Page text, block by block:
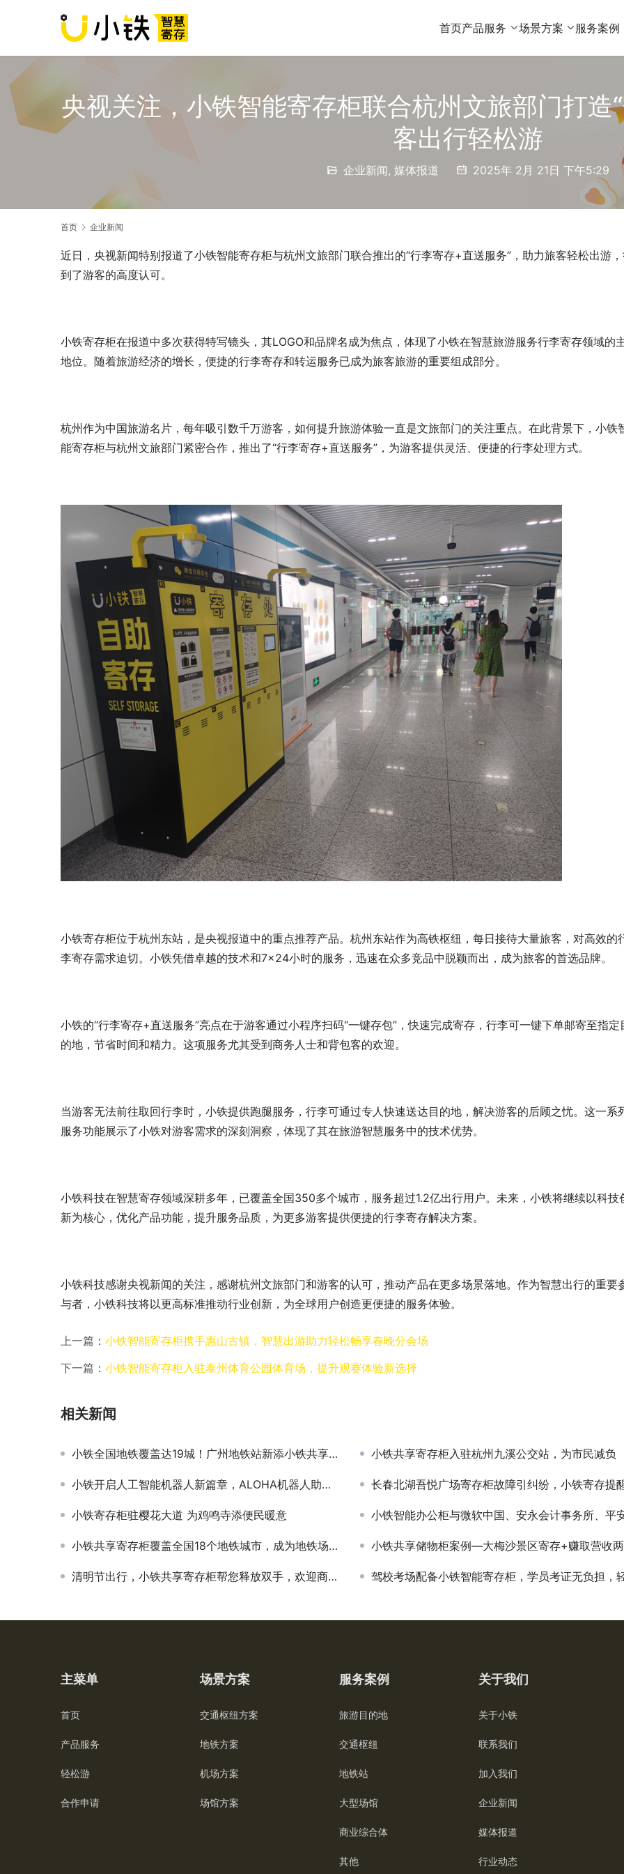
首页产品服务 场景方案 服务案例
央视关注，小铁智能寄存柜联合杭州文旅部门打造
客出行轻松游
企业新闻, 媒体报道 2025年 2月 21日 下午5:29
首页 企业新闻
近日，央视新闻特别报道了小铁智能寄存柜与杭州文旅部门联合推出的“行李寄存+直送服务”，助力旅客轻松出游
到了游客的高度认可。
小铁寄存柜在报道中多次获得特写镜头，其LOGO和品牌名成为焦点，体现了小铁在智慧旅游服务行李寄存领域的
地位。随着旅游经济的增长，便捷的行李寄存和转运服务已成为旅客旅游的重要组成部分。
杭州作为中国旅游名片，每年吸引数千万游客，如何提升旅游体验一直是文旅部门的关注重点。在此背景下，小铁
能寄存柜与杭州文旅部门紧密合作，推出了“行李寄存+直送服务”，为游客提供灵活、便捷的行李处理方式。
小铁寄存柜位于杭州东站，是央视报道中的重点推荐产品。杭州东站作为高铁枢纽，每日接待大量旅客，对高效的
李寄存需求迫切。小铁凭借卓越的技术和7×24小时的服务，迅速在众多竞品中脱颖而出，成为旅客的首选品牌。
小铁的“行李寄存+直送服务”亮点在于游客通过小程序扫码“一键存包”，快速完成寄存，行李可一键下单邮寄至指定
的地，节省时间和精力。这项服务尤其受到商务人士和背包客的欢迎。
当游客无法前往取回行李时，小铁提供跑腿服务，行李可通过专人快速送达目的地，解决游客的后顾之忧。这一系
服务功能展示了小铁对游客需求的深刻洞察，体现了其在旅游智慧服务中的技术优势。
小铁科技在智慧寄存领域深耕多年，已覆盖全国350多个城市，服务超过1.2亿出行用户。未来，小铁将继续以科技
新为核心，优化产品功能，提升服务品质，为更多游客提供便捷的行李寄存解决方案。
小铁科技感谢央视新闻的关注，感谢杭州文旅部门和游客的认可，推动产品在更多场景落地。作为智慧出行的重要
与者，小铁科技将以更高标准推动行业创新，为全球用户创造更便捷的服务体验。
上一篇： 小铁智能寄存柜携手惠山古镇，智慧出游助力轻松畅享春晚分会场
下一篇： 小铁智能寄存柜入驻泰州体育公园体育场，提升观赛体验新选择
相关新闻
小铁全国地铁覆盖达19城！广州地铁站新添小铁共享寄存柜 小铁共享寄存柜入驻杭州九溪公交站，为市民减负
小铁开启人工智能机器人新篇章，ALOHA机器人助力智慧教育 长春北湖吾悦广场寄存柜故障引纠纷，小铁寄存提醒选择可靠寄存服
小铁寄存柜驻樱花大道 为鸡鸣寺添便民暖意 小铁智能办公柜与微软中国、安永会计事务所、平安集团达成合
小铁共享寄存柜覆盖全国18个地铁城市，成为地铁场景寄存服务的头部运营商 小铁共享储物柜案例—大梅沙景区寄存+赚取营收两不误
清明节出行，小铁共享寄存柜帮您释放双手，欢迎商家合作 驾校考场配备小铁智能寄存柜，学员考证无负担，轻松存放更安
主菜单
首页
产品服务
轻松游
合作申请
场景方案
交通枢纽方案
地铁方案
机场方案
场馆方案
服务案例
旅游目的地
交通枢纽
地铁站
大型场馆
商业综合体
其他
关于我们
关于小铁
联系我们
加入我们
企业新闻
媒体报道
行业动态